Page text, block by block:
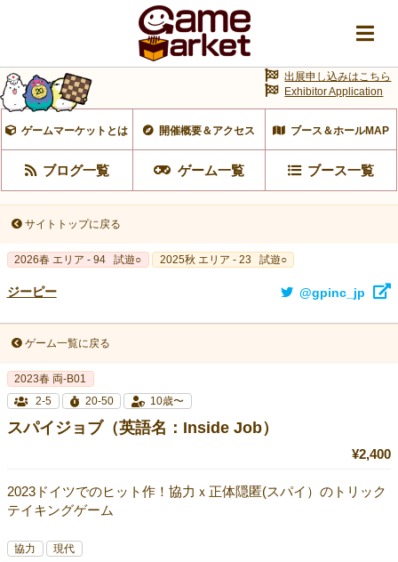
ゲームマーケットとは 開催概要＆アクセス ブース＆ホールMAP
ブログ一覧 ゲーム一覧 ブース一覧
出展申し込みはこちら
Exhibitor Application
サイトトップに戻る
2026春 エリア - 94 試遊○ 2025秋 エリア - 23 試遊○
ジーピー @gpinc_jp
ゲーム一覧に戻る
2023春 両‐B01
2-5
20-50 10歳〜
スパイジョブ（英語名：Inside Job）
¥2,400
2023ドイツでのヒット作！協力ｘ正体隠匿(スパイ）のトリック
テイキングゲーム
協力 現代